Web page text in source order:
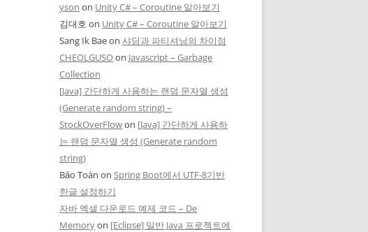
yson on Unity C# – Coroutine 알아보기
김대호 on Unity C# – Coroutine 알아보기
Sang Ik Baeon 샤딩과 파티셔닝의 차이점
CHEOLGUSOon Javascript – Garbage
Collection
[Java] 간단하게 사용하는 랜덤 문자열 생성
(Generate random string) –
StockOverFlowon [Java] 간단하게 사용하
는 랜덤 문자열 생성 (Generate random
string)
Bảo Toàn on Spring Boot에서 UTF-8기반
한글 설정하기
자바 엑셀 다운로드 예제 코드 – De
Memoryon [Eclipse] 일반 Java 프로젝트에